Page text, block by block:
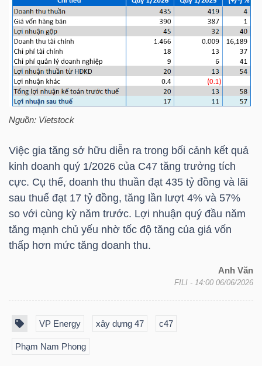
Nguồn: Vietstock
Việc gia tăng sở hữu diễn ra trong bối cảnh kết quả
kinh doanh quý 1/2026 của C47 tăng trưởng tích
cực. Cụ thể, doanh thu thuần đạt 435 tỷ đồng và lãi
sau thuế đạt 17 tỷ đồng, tăng lần lượt 4% và 57%
so với cùng kỳ năm trước. Lợi nhuận quý đầu năm
tăng mạnh chủ yếu nhờ tốc độ tăng của giá vốn
thấp hơn mức tăng doanh thu.
Anh Văn
FILI - 14:00 06/06/2026
VP Energy xây dựng 47 c47
Phạm Nam Phong
VĨ
MÔ
NGÀNH
DOANH
NGHIỆP
CỔ
PHIẾU
SINH